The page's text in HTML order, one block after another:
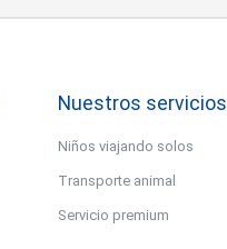
Nuestros servicios
Niños viajando solos
Transporte animal
Servicio premium